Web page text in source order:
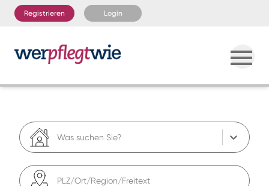
Registrieren Login
Was suchen Sie?
PLZ/Ort/Region/Freitext